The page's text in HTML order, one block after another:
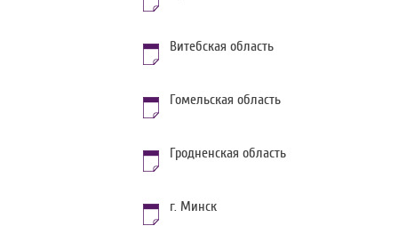
Витебская область
Гомельская область
Гродненская область
г. Минск